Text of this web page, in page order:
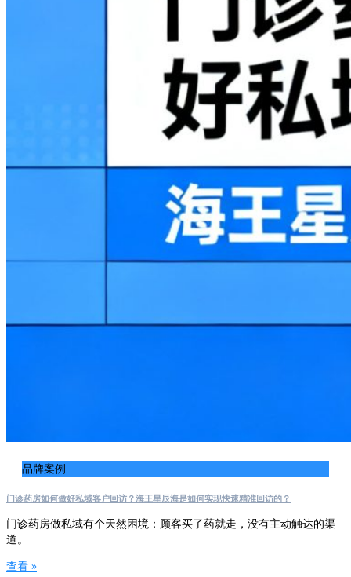
品牌案例
门诊药房如何做好私域客户回访？海王星辰海是如何实现快速精准回访的？
门诊药房做私域有个天然困境：顾客买了药就走，没有主动触达的渠
道。
查看 »